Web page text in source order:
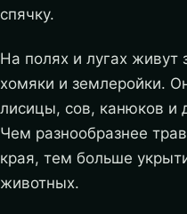
спячку.
На полях и лугах живут
хомяки и землеройки.
лисицы, сов, канюков и
Чем разнообразнее
края, тем больше
животных.